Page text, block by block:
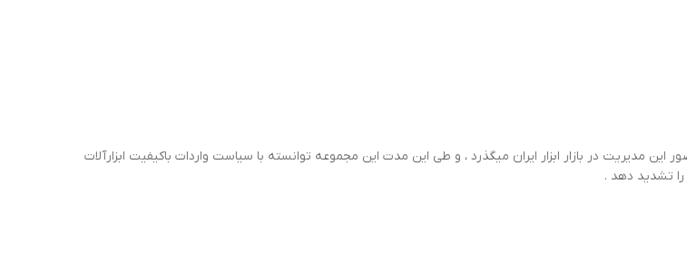
مدیریت در بازار ابزار ایران میگذرد ، و طی این مدت این مجموعه توانسته با سیاست واردات باکیفیت ابزارآلات
تشدید دهد .